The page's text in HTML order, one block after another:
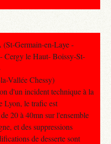
Germain-en-Laye -
Cergy le Haut- Boissy-St-
Vallée Chessy)
d'un incident technique à la
Lyon, le trafic est
20 à 40mn sur l'ensemble
et des suppressions
de desserte sont